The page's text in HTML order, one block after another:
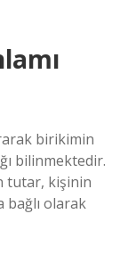
birikimin
bilinmektedir.
tutar, kişinin
bağlı olarak